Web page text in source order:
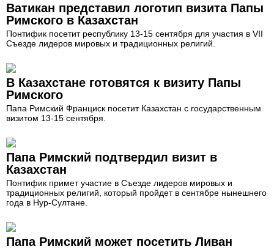
Ватикан представил логотип визита Папы
Римского в Казахстан
Понтифик посетит республику 13-15 сентября для участия в VII
Съезде лидеров мировых и традиционных религий.
В Казахстане готовятся к визиту Папы
Римского
Папа Римский Франциск посетит Казахстан с государственным
визитом 13-15 сентября.
Папа Римский подтвердил визит в
Казахстан
Понтифик примет участие в Съезде лидеров мировых и
традиционных религий, который пройдет в сентябре нынешнего
года в Нур-Султане.
Папа Римский может посетить Ливан